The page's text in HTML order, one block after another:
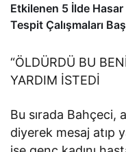
Etkilenen 5 İlde Hasar
Tespit Çalışmaları
“ÖLDÜRDÜ BU
YARDIM İSTEDİ
Bu sırada Bahçeci,
diyerek mesaj atıp